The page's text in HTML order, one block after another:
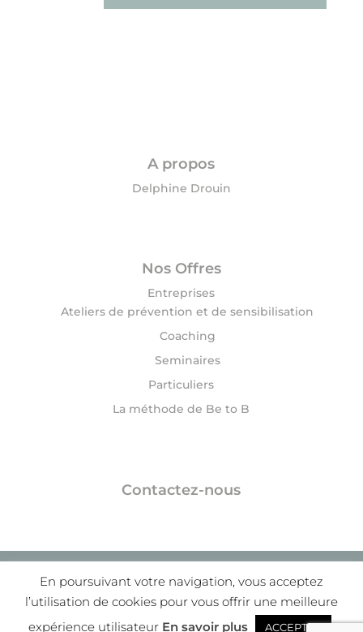
A propos
Delphine Drouin
Nos Offres
Entreprises
Ateliers de prévention et de sensibilisation
Coaching
Seminaires
Particuliers
La méthode de Be to B
Contactez-nous
© 2020 Be to B | Delphine DROUIN |Mentions
légales|Confidentialité|Cgv
En poursuivant votre navigation, vous acceptez
l’utilisation de cookies pour vous offrir une meilleure
expérience utilisateur En savoir plus ACCEPTER